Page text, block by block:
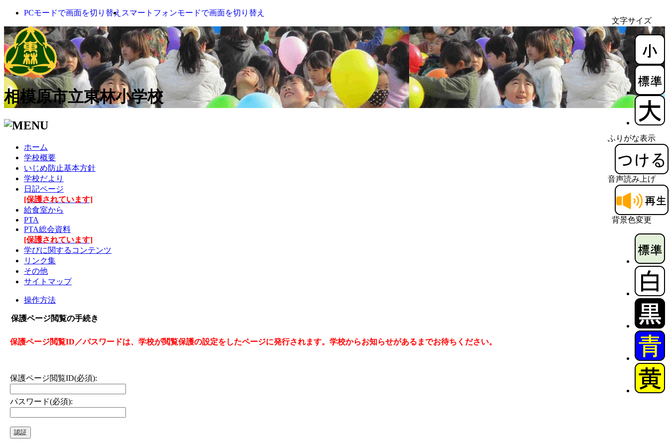
文字サイズ
ふりがな表示
音声読み上げ
背景色変更
PCモードで画面を切り替え スマートフォンモードで画面を切り替え
相模原市立東林小学校
ホーム
学校概要
いじめ防止基本方針
学校だより
日記ページ
[保護されています]
給食室から
PTA
PTA総会資料
[保護されています]
学びに関するコンテンツ
リンク集
その他
サイトマップ
操作方法
保護ページ閲覧の手続き
保護ページ閲覧ID／パスワードは、学校が閲覧保護の設定をしたページに発行されます。学校からお知らせがあるまでお待ちください。
保護ページ閲覧ID(必須):
パスワード(必須):